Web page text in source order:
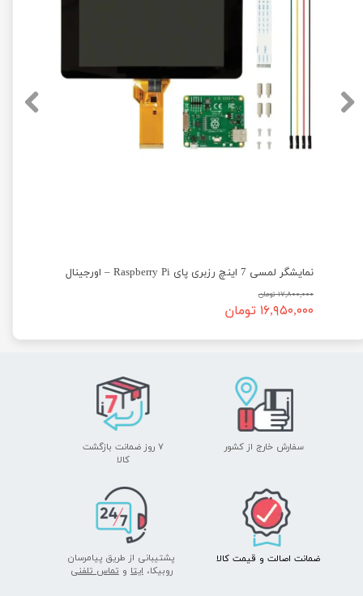
★
نمایشگر لمسی 7 اینچ رزبری پای Raspberry Pi – اورجینال
۱۷,۸۰۰,۰۰۰ تومان
۱۶,۹۵۰,۰۰۰ تومان
پشتیبانی از طریق پیامرسان
روبیکا، ایتا و تماس تلفنی
سفارش خارج از کشور
۷ روز ضمانت بازگشت
​​​​​​​کالا
ضمانت اصالت و قیمت​​​​​​​ کالا ​​​​​​​